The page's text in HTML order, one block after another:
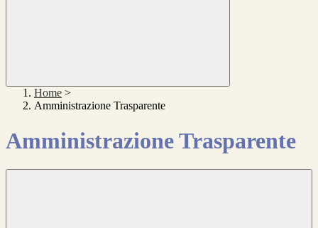
Home >
Amministrazione Trasparente
Amministrazione Trasparente